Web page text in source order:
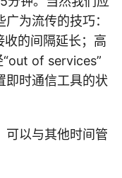
为流传的技巧：
收的间隔延长；高
“out of services”
即时通信工具的状
可以与其他时间管